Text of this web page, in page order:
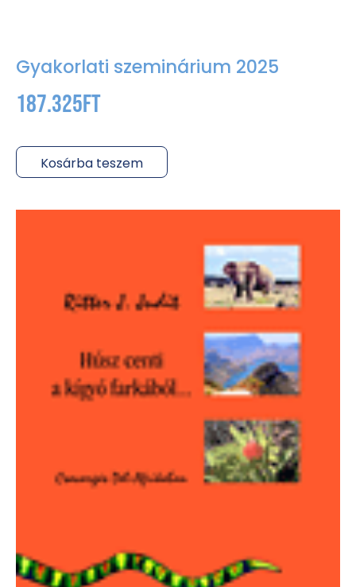
Gyakorlati szeminárium 2025
187.325Ft
Kosárba teszem